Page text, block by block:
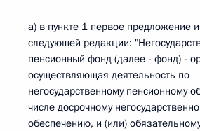
а) в пункте 1 первое предложение
следующей редакции:
пенсионный фонд (далее - фонд) -
осуществляющая деятельность по
негосударственному пенсионному
числе досрочному
обеспечению, и (или)